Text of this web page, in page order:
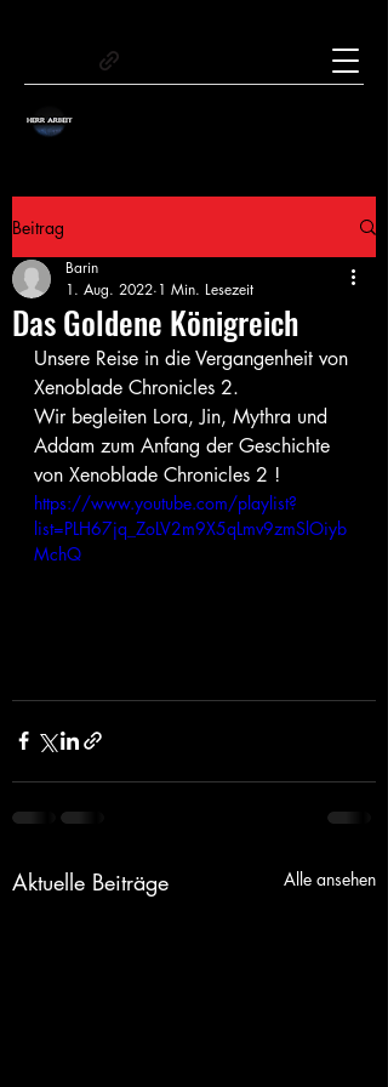
Beitrag
Das Goldene Königreich
Barin
1. Aug. 2022 1 Min. Lesezeit
Unsere Reise in die Vergangenheit von
Xenoblade Chronicles 2.
Wir begleiten Lora, Jin, Mythra und
Addam zum Anfang der Geschichte
von Xenoblade Chronicles 2 !
https://www.youtube.com/playlist?
list=PLH67jq_ZoLV2m9X5qLmv9zmSlOiyb
MchQ
Aktuelle Beiträge Alle ansehen